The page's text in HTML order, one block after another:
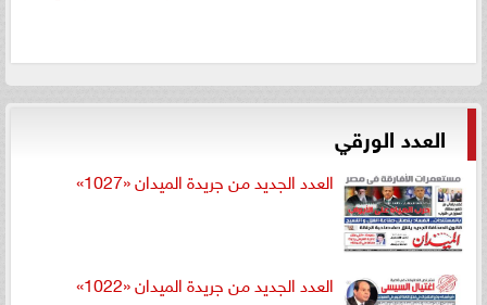
العدد الورقي
العدد الجديد من جريدة الميدان «1027»
العدد الجديد من جريدة الميدان «1022»